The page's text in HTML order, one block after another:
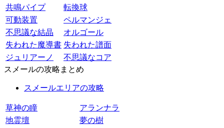
共鳴パイプ
転換球
可動装置
ペルマンジェ
不思議な結晶
オルゴール
失われた魔導書 失われた譜面
ジュリアーノ
不思議なコア
スメールの攻略まとめ
スメールエリアの攻略
草神の瞳
アランナラ
地霊壇
夢の樹